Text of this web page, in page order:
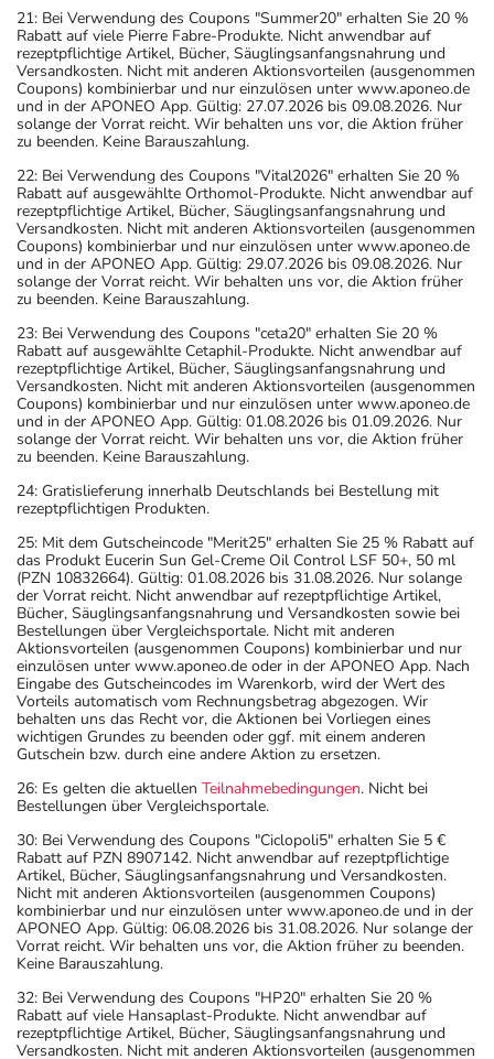
21: Bei Verwendung des Coupons "Summer20" erhalten Sie 20 %
Rabatt auf viele Pierre Fabre-Produkte. Nicht anwendbar auf
rezeptpflichtige Artikel, Bücher, Säuglingsanfangsnahrung und
Versandkosten. Nicht mit anderen Aktionsvorteilen (ausgenommen
Coupons) kombinierbar und nur einzulösen unter www.aponeo.de
und in der APONEO App. Gültig: 27.07.2026 bis 09.08.2026. Nur
solange der Vorrat reicht. Wir behalten uns vor, die Aktion früher
zu beenden. Keine Barauszahlung.
22: Bei Verwendung des Coupons "Vital2026" erhalten Sie 20 %
Rabatt auf ausgewählte Orthomol-Produkte. Nicht anwendbar auf
rezeptpflichtige Artikel, Bücher, Säuglingsanfangsnahrung und
Versandkosten. Nicht mit anderen Aktionsvorteilen (ausgenommen
Coupons) kombinierbar und nur einzulösen unter www.aponeo.de
und in der APONEO App. Gültig: 29.07.2026 bis 09.08.2026. Nur
solange der Vorrat reicht. Wir behalten uns vor, die Aktion früher
zu beenden. Keine Barauszahlung.
23: Bei Verwendung des Coupons "ceta20" erhalten Sie 20 %
Rabatt auf ausgewählte Cetaphil-Produkte. Nicht anwendbar auf
rezeptpflichtige Artikel, Bücher, Säuglingsanfangsnahrung und
Versandkosten. Nicht mit anderen Aktionsvorteilen (ausgenommen
Coupons) kombinierbar und nur einzulösen unter www.aponeo.de
und in der APONEO App. Gültig: 01.08.2026 bis 01.09.2026. Nur
solange der Vorrat reicht. Wir behalten uns vor, die Aktion früher
zu beenden. Keine Barauszahlung.
24: Gratislieferung innerhalb Deutschlands bei Bestellung mit
rezeptpflichtigen Produkten.
25: Mit dem Gutscheincode "Merit25" erhalten Sie 25 % Rabatt auf
das Produkt Eucerin Sun Gel-Creme Oil Control LSF 50+, 50 ml
(PZN 10832664). Gültig: 01.08.2026 bis 31.08.2026. Nur solange
der Vorrat reicht. Nicht anwendbar auf rezeptpflichtige Artikel,
Bücher, Säuglingsanfangsnahrung und Versandkosten sowie bei
Bestellungen über Vergleichsportale. Nicht mit anderen
Aktionsvorteilen (ausgenommen Coupons) kombinierbar und nur
einzulösen unter www.aponeo.de oder in der APONEO App. Nach
Eingabe des Gutscheincodes im Warenkorb, wird der Wert des
Vorteils automatisch vom Rechnungsbetrag abgezogen. Wir
behalten uns das Recht vor, die Aktionen bei Vorliegen eines
wichtigen Grundes zu beenden oder ggf. mit einem anderen
Gutschein bzw. durch eine andere Aktion zu ersetzen.
26: Es gelten die aktuellen Teilnahmebedingungen. Nicht bei
Bestellungen über Vergleichsportale.
30: Bei Verwendung des Coupons "Ciclopoli5" erhalten Sie 5 €
Rabatt auf PZN 8907142. Nicht anwendbar auf rezeptpflichtige
Artikel, Bücher, Säuglingsanfangsnahrung und Versandkosten.
Nicht mit anderen Aktionsvorteilen (ausgenommen Coupons)
kombinierbar und nur einzulösen unter www.aponeo.de und in der
APONEO App. Gültig: 06.08.2026 bis 31.08.2026. Nur solange der
Vorrat reicht. Wir behalten uns vor, die Aktion früher zu beenden.
Keine Barauszahlung.
32: Bei Verwendung des Coupons "HP20" erhalten Sie 20 %
Rabatt auf viele Hansaplast-Produkte. Nicht anwendbar auf
rezeptpflichtige Artikel, Bücher, Säuglingsanfangsnahrung und
Versandkosten. Nicht mit anderen Aktionsvorteilen (ausgenommen